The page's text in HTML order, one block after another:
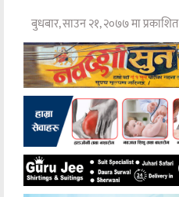
बुधबार, साउन २१, २०७७ मा प्रकाशित